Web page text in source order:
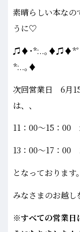
素晴らしい本なの
うに♡
♫♦･*:..｡♦♫♦*ﾟ
*:..｡♦
次回営業日 6月
は、、
11：00～15：00
13：00～17：00
となっております。
みなさまのお越
※すべての営業日